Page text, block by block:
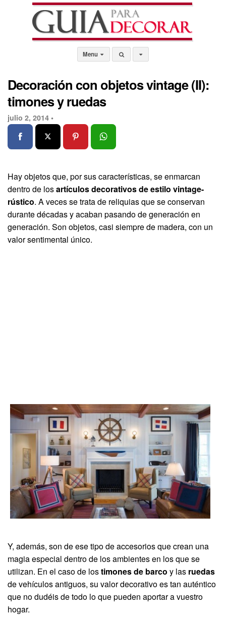
Menu
Decoración con objetos vintage (II):
timones y ruedas
julio 2, 2014 •
Hay objetos que, por sus características, se enmarcan
dentro de losartículos decorativos de estilo vintage-
rústico. A veces se trata de reliquias que se conservan
durante décadas y acaban pasando de generación en
generación. Son objetos, casi siempre de madera, con un
valor sentimental único.
Y, además, son de ese tipo de accesorios que crean una
magia especial dentro de los ambientes en los que se
utilizan. En el caso de lostimones de barco y las ruedas
de vehículos antiguos, su valor decorativo es tan auténtico
que no dudéis de todo lo que pueden aportar a vuestro
hogar.